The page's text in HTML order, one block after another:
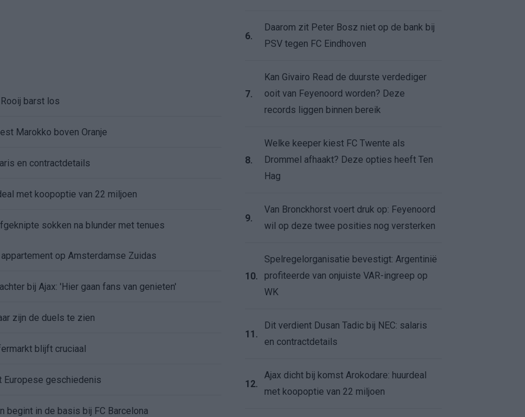
barst los
Marokko boven Oranje
en contractdetails
met koopoptie van 22 miljoen
sokken na blunder met tenues
op Amsterdamse Zuidas
bij Ajax: 'Hier gaan fans van genieten'
zijn de duels te zien
blijft cruciaal
Europese geschiedenis
begint in de basis bij FC Barcelona
6.
Daarom zit Peter Bosz niet op de bank bij
PSV tegen FC Eindhoven
7.
Kan Givairo Read de duurste verdediger
ooit van Feyenoord worden? Deze
records liggen binnen bereik
8.
Welke keeper kiest FC Twente als
Drommel afhaakt? Deze opties heeft Ten
Hag
9.
Van Bronckhorst voert druk op: Feyenoord
wil op deze twee posities nog versterken
10.
Spelregelorganisatie bevestigt: Argentinië
profiteerde van onjuiste VAR-ingreep op
WK
11.
Dit verdient Dusan Tadic bij NEC: salaris
en contractdetails
12.
Ajax dicht bij komst Arokodare: huurdeal
met koopoptie van 22 miljoen